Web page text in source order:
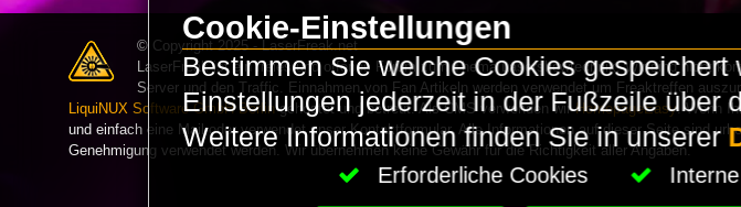
© Copyright 2025 - LaserFreak.net
LaserFreak ist ein freies und offenes Forum zum Thema Lasershowtechnik. Wir sind nicht
Server und den Traffic. Einnahmen von Fan Artikeln werden verwendet um Freaktreffen
LiquiNUX Software GmbH Berlingehostet und betreut. Als CMS verwenden wirHomepageEasy. Wenn
und einfach eine Mail oder verwendet unser Kontaktformular. Alle Informationen auf dieser Seite sind
Genehmigung verwendet werden. Wir übernehmen keine Gewähr für die Richtigkeit aller Angaben.
Cookie-Einstellungen
Bestimmen Sie welche Cookies
Einstellungen jederzeit in der Fußzeile über
Weitere Informationen finden Sie in unserer
Erforderliche Cookies